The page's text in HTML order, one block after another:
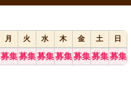
月 火 水 木 金 土
日
募集募集募集募集募集募集募集